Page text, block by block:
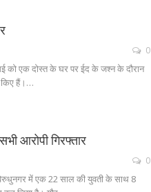
0
को एक दोस्त के घर पर ईद के जश्न के दौरान
किए हैं।…
आरोपी गिरफ्तार
0
में एक 22 साल की युवती के साथ 8